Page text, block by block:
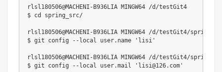
rlsl180506@MACHENI-B936LIA MINGW64 /d/testGit4
$ cd spring_src/
rlsl180506@MACHENI-B936LIA MINGW64 /d/testGit4/
$ git config --local user.name 'lisi'
rlsl180506@MACHENI-B936LIA MINGW64 /d/testGit4/
$ git config --local user.mail 'lisi@126.com'